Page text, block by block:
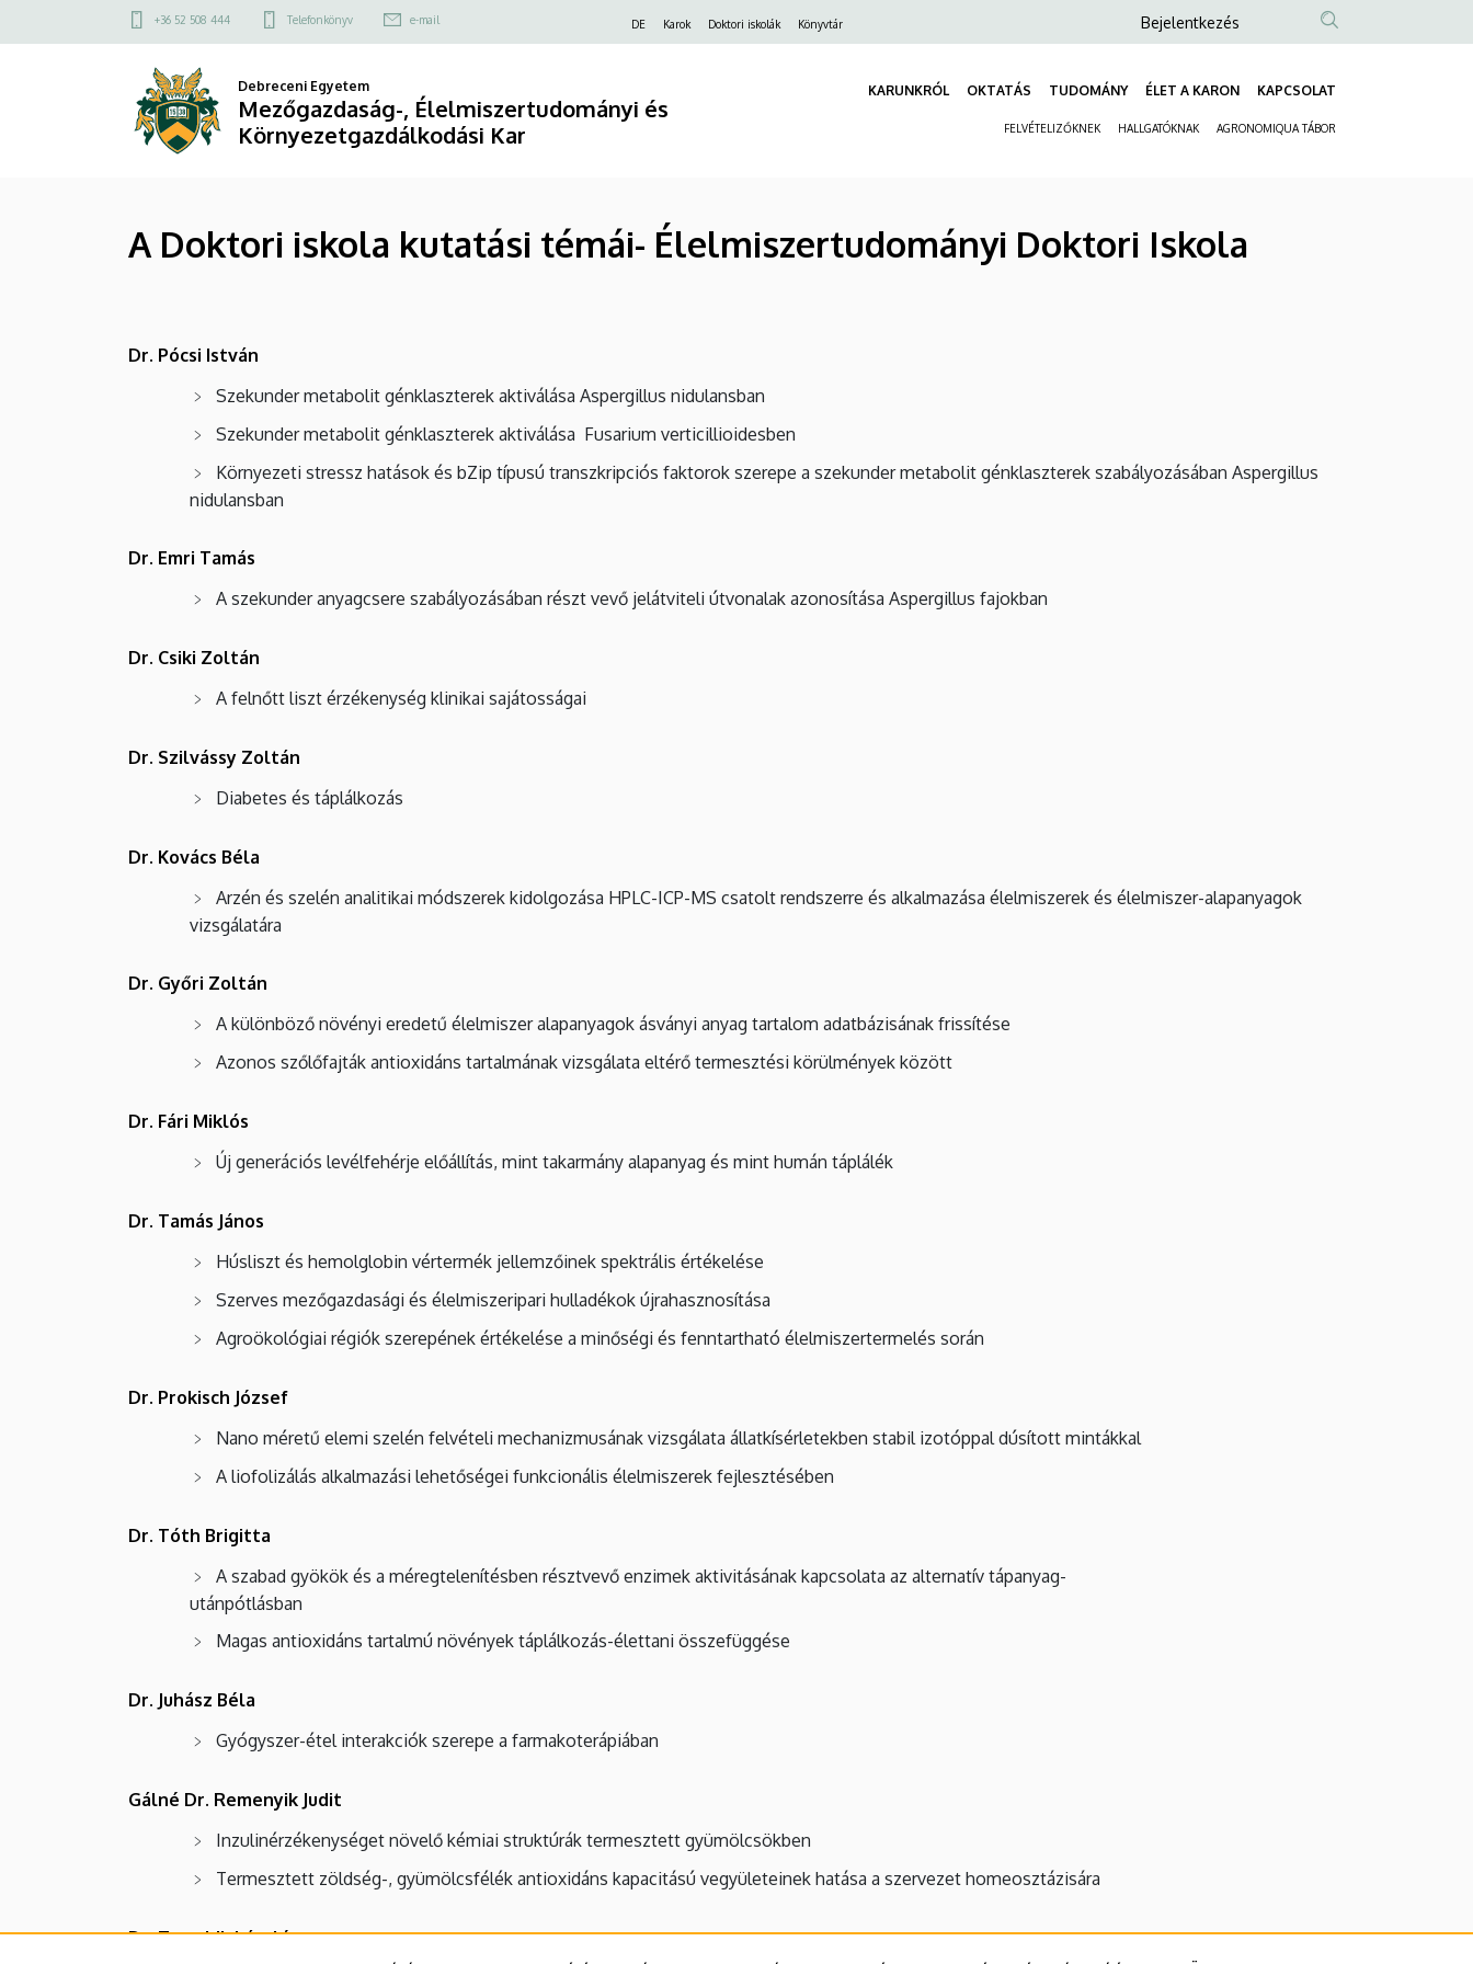
Élelmiszertudományi
Mezőgazdaság-,
Élelmiszertudományi
Környezetgazdálkodási
a
Felső
menü
+36 52 508 444 Telefonkönyv e-mail DE Karok Doktori iskolák Könyvtár
Anonim
fiók
menüje
Bejelentkezés
Debreceni Egyetem
Mezőgazdaság-, Élelmiszertudományi és
Környezetgazdálkodási Kar
KARUNKRÓL OKTATÁS TUDOMÁNY ÉLET A KARON KAPCSOLAT
FELVÉTELIZŐKNEK HALLGATÓKNAK AGRONOMIQUA TÁBOR
A Doktori iskola kutatási témái- Élelmiszertudományi Doktori Iskola
Dr. Pócsi István
Szekunder metabolit génklaszterek aktiválása Aspergillus nidulansban
Szekunder metabolit génklaszterek aktiválása Fusarium verticillioidesben
Környezeti stressz hatások és bZip típusú transzkripciós faktorok szerepe a szekunder metabolit génklaszterek szabályozásában Aspergillus
nidulansban
Dr. Emri Tamás
A szekunder anyagcsere szabályozásában részt vevő jelátviteli útvonalak azonosítása Aspergillus fajokban
Dr. Csiki Zoltán
A felnőtt liszt érzékenység klinikai sajátosságai
Dr. Szilvássy Zoltán
Diabetes és táplálkozás
Dr. Kovács Béla
Arzén és szelén analitikai módszerek kidolgozása HPLC-ICP-MS csatolt rendszerre és alkalmazása élelmiszerek és élelmiszer-alapanyagok
vizsgálatára
Dr. Győri Zoltán
A különböző növényi eredetű élelmiszer alapanyagok ásványi anyag tartalom adatbázisának frissítése
Azonos szőlőfajták antioxidáns tartalmának vizsgálata eltérő termesztési körülmények között
Dr. Fári Miklós
Új generációs levélfehérje előállítás, mint takarmány alapanyag és mint humán táplálék
Dr. Tamás János
Húsliszt és hemolglobin vértermék jellemzőinek spektrális értékelése
Szerves mezőgazdasági és élelmiszeripari hulladékok újrahasznosítása
Agroökológiai régiók szerepének értékelése a minőségi és fenntartható élelmiszertermelés során
Dr. Prokisch József
Nano méretű elemi szelén felvételi mechanizmusának vizsgálata állatkísérletekben stabil izotóppal dúsított mintákkal
A liofolizálás alkalmazási lehetőségei funkcionális élelmiszerek fejlesztésében
Dr. Tóth Brigitta
A szabad gyökök és a méregtelenítésben résztvevő enzimek aktivitásának kapcsolata az alternatív tápanyag-
utánpótlásban
Magas antioxidáns tartalmú növények táplálkozás-élettani összefüggése
Dr. Juhász Béla
Gyógyszer-étel interakciók szerepe a farmakoterápiában
Gálné Dr. Remenyik Judit
Inzulinérzékenységet növelő kémiai struktúrák termesztett gyümölcsökben
Termesztett zöldség-, gyümölcsfélék antioxidáns kapacitású vegyületeinek hatása a szervezet homeosztázisára
Dr. Zsombik László